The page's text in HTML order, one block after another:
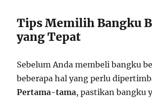
Tips Memilih Bangku
yang Tepat
Sebelum Anda membeli bangku
beberapa hal yang perlu
Pertama-tama, pastikan bangku